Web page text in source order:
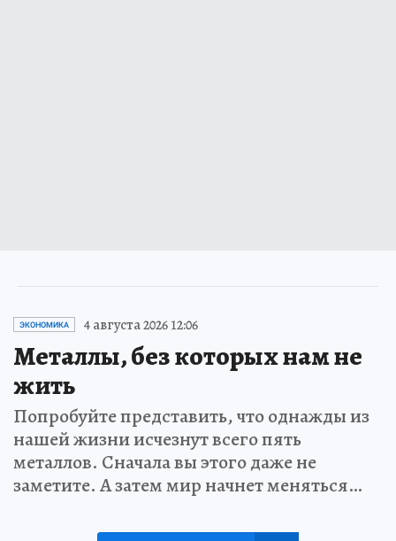
ЭКОНОМИКА 4 августа 2026 12:06
Металлы, без которых нам не
жить
Попробуйте представить, что однажды из
нашей жизни исчезнут всего пять
металлов. Сначала вы этого даже не
заметите. А затем мир начнет меняться…